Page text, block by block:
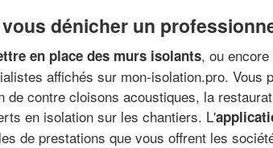
dénicher un
en place des murs isolants, ou
affichés sur mon-isolation.pro.
contre cloisons acoustiques, la
en isolation sur les chantiers. L'
de prestations que vous offrent les